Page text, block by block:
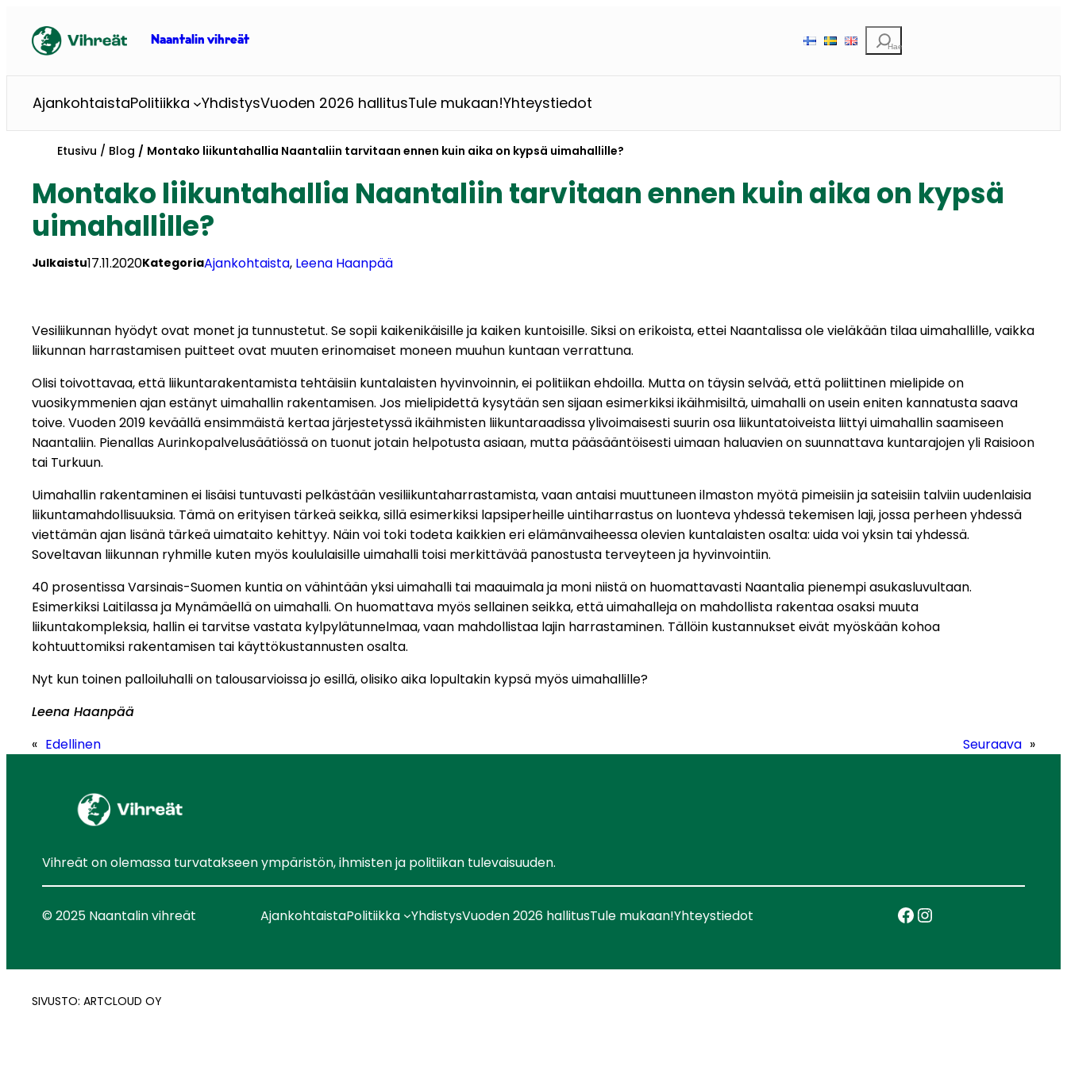
sisältöön
Naantalin vihreät Etsi
AjankohtaistaPolitiikka YhdistysVuoden 2026 hallitusTule mukaan!Yhteystiedot
Etusivu Blog Montako liikuntahallia Naantaliin tarvitaan ennen kuin aika on kypsä uimahallille?
Montako liikuntahallia Naantaliin tarvitaan ennen kuin aika on kypsä
uimahallille?
Julkaistu17.11.2020KategoriaAjankohtaista, Leena Haanpää
Vesiliikunnan hyödyt ovat monet ja tunnustetut. Se sopii kaikenikäisille ja kaiken kuntoisille. Siksi on erikoista, ettei Naantalissa ole vieläkään tilaa uimahallille, vaikka
liikunnan harrastamisen puitteet ovat muuten erinomaiset moneen muuhun kuntaan verrattuna.
Olisi toivottavaa, että liikuntarakentamista tehtäisiin kuntalaisten hyvinvoinnin, ei politiikan ehdoilla. Mutta on täysin selvää, että poliittinen mielipide on
vuosikymmenien ajan estänyt uimahallin rakentamisen. Jos mielipidettä kysytään sen sijaan esimerkiksi ikäihmisiltä, uimahalli on usein eniten kannatusta saava
toive. Vuoden 2019 keväällä ensimmäistä kertaa järjestetyssä ikäihmisten liikuntaraadissa ylivoimaisesti suurin osa liikuntatoiveista liittyi uimahallin saamiseen
Naantaliin. Pienallas Aurinkopalvelusäätiössä on tuonut jotain helpotusta asiaan, mutta pääsääntöisesti uimaan haluavien on suunnattava kuntarajojen yli Raisioon
tai Turkuun.
Uimahallin rakentaminen ei lisäisi tuntuvasti pelkästään vesiliikuntaharrastamista, vaan antaisi muuttuneen ilmaston myötä pimeisiin ja sateisiin talviin uudenlaisia
liikuntamahdollisuuksia. Tämä on erityisen tärkeä seikka, sillä esimerkiksi lapsiperheille uintiharrastus on luonteva yhdessä tekemisen laji, jossa perheen yhdessä
viettämän ajan lisänä tärkeä uimataito kehittyy. Näin voi toki todeta kaikkien eri elämänvaiheessa olevien kuntalaisten osalta: uida voi yksin tai yhdessä.
Soveltavan liikunnan ryhmille kuten myös koululaisille uimahalli toisi merkittävää panostusta terveyteen ja hyvinvointiin.
40 prosentissa Varsinais-Suomen kuntia on vähintään yksi uimahalli tai maauimala ja moni niistä on huomattavasti Naantalia pienempi asukasluvultaan.
Esimerkiksi Laitilassa ja Mynämäellä on uimahalli. On huomattava myös sellainen seikka, että uimahalleja on mahdollista rakentaa osaksi muuta
liikuntakompleksia, hallin ei tarvitse vastata kylpylätunnelmaa, vaan mahdollistaa lajin harrastaminen. Tällöin kustannukset eivät myöskään kohoa
kohtuuttomiksi rakentamisen tai käyttökustannusten osalta.
Nyt kun toinen palloiluhalli on talousarvioissa jo esillä, olisiko aika lopultakin kypsä myös uimahallille?
Leena Haanpää
« Edellinen Seuraava »
Vihreät on olemassa turvatakseen ympäristön, ihmisten ja politiikan tulevaisuuden.
© 2025 Naantalin vihreät AjankohtaistaPolitiikka YhdistysVuoden 2026 hallitusTule mukaan!Yhteystiedot Facebook
Instagram
SIVUSTO: ARTCLOUD OY